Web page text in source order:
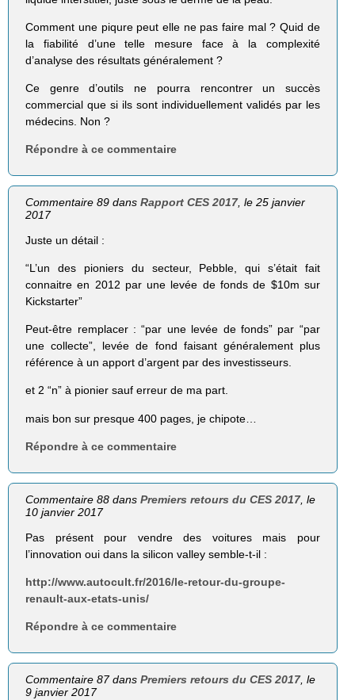
Comment une piqure peut elle ne pas faire mal ? Quid de
la fiabilité d’une telle mesure face à la complexité
d’analyse des résultats généralement ?
Ce genre d’outils ne pourra rencontrer un succès
commercial que si ils sont individuellement validés par les
médecins. Non ?
Répondre à ce commentaire
Commentaire 89 dansRapport CES 2017, le 25 janvier
2017
Juste un détail :
“L’un des pioniers du secteur, Pebble, qui s’était fait
connaitre en 2012 par une levée de fonds de $10m sur
Kickstarter”
Peut-être remplacer : “par une levée de fonds” par “par
une collecte”, levée de fond faisant généralement plus
référence à un apport d’argent par des investisseurs.
et 2 “n” à pionier sauf erreur de ma part.
mais bon sur presque 400 pages, je chipote…
Répondre à ce commentaire
Commentaire 88 dansPremiers retours du CES 2017, le
10 janvier 2017
Pas présent pour vendre des voitures mais pour
l’innovation oui dans la silicon valley semble-t-il :
http://www.autocult.fr/2016/le-retour-du-groupe-
renault-aux-etats-unis/
Répondre à ce commentaire
Commentaire 87 dansPremiers retours du CES 2017, le
9 janvier 2017